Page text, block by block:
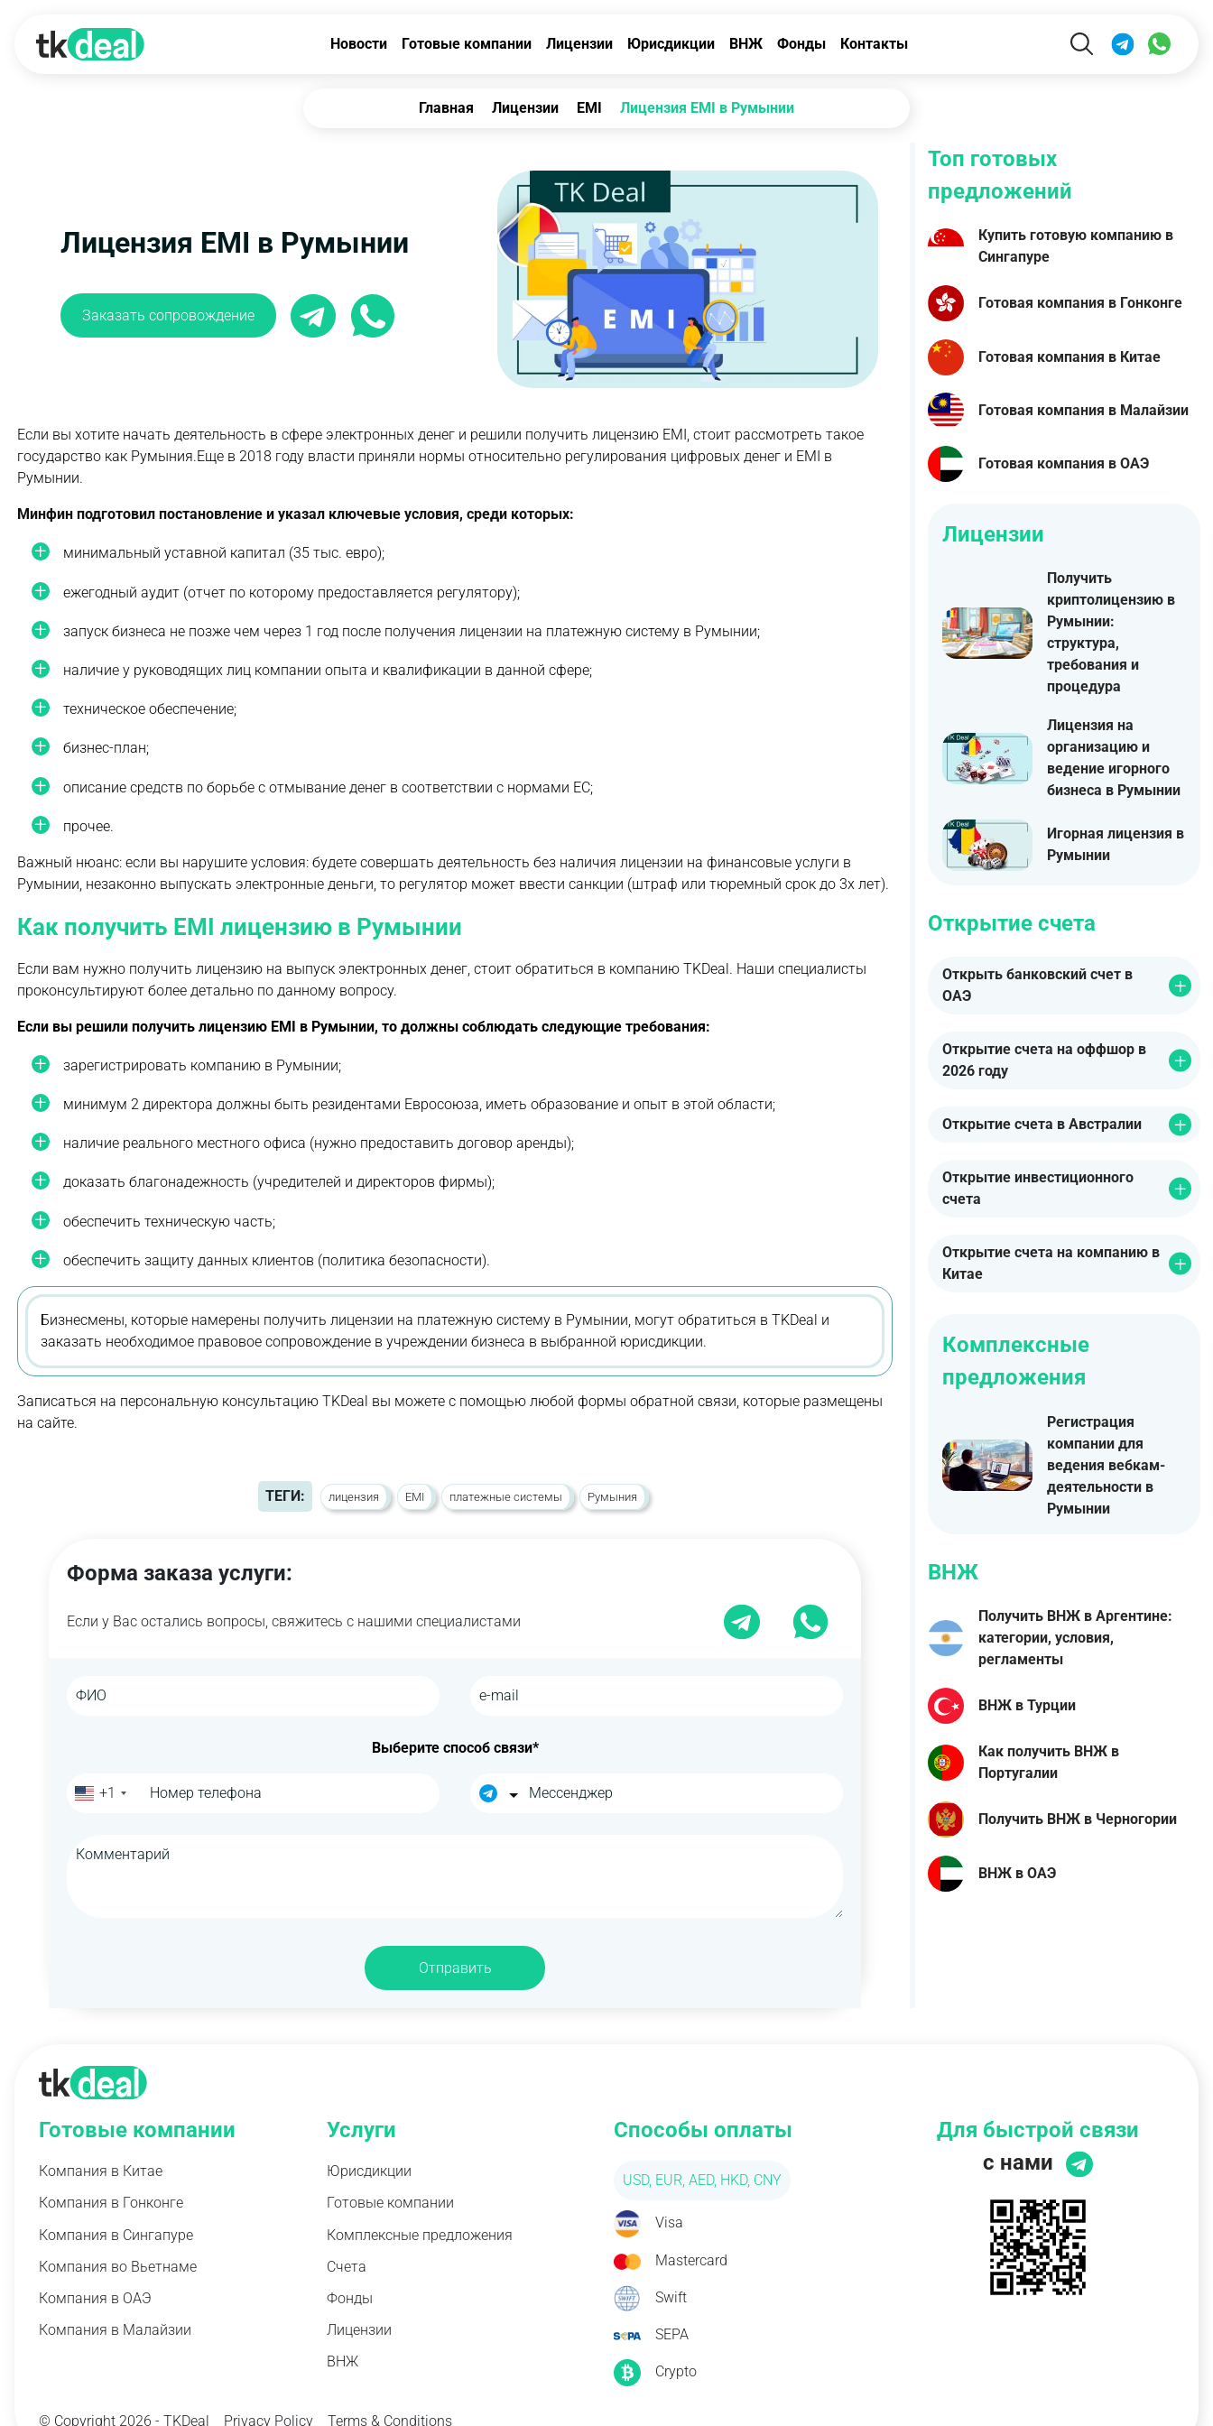
Новости Готовые компании Лицензии Юрисдикции ВНЖ Фонды Контакты
Главная Лицензии EMI Лицензия EMI в Румынии
Лицензия EMI в Румынии
Заказать сопровождение
Если вы хотите начать деятельность в сфере электронных денег и решили получить лицензию ЕМI, стоит рассмотреть такое
государство как Румыния.Еще в 2018 году власти приняли нормы относительно регулирования цифровых денег и ЕМI в
Румынии.
Минфин подготовил постановление и указал ключевые условия, среди которых:
минимальный уставной капитал (35 тыс. евро);
ежегодный аудит (отчет по которому предоставляется регулятору);
запуск бизнеса не позже чем через 1 год после получения лицензии на платежную систему в Румынии;
наличие у руководящих лиц компании опыта и квалификации в данной сфере;
техническое обеспечение;
бизнес-план;
описание средств по борьбе с отмывание денег в соответствии с нормами ЕС;
прочее.
Важный нюанс: если вы нарушите условия: будете совершать деятельность без наличия лицензии на финансовые услуги в
Румынии, незаконно выпускать электронные деньги, то регулятор может ввести санкции (штраф или тюремный срок до 3х лет).
Как получить ЕМI лицензию в Румынии
Если вам нужно получить лицензию на выпуск электронных денег, стоит обратиться в компанию TKDeal. Наши специалисты
проконсультируют более детально по данному вопросу.
Если вы решили получить лицензию ЕМI в Румынии, то должны соблюдать следующие требования:
зарегистрировать компанию в Румынии;
минимум 2 директора должны быть резидентами Евросоюза, иметь образование и опыт в этой области;
наличие реального местного офиса (нужно предоставить договор аренды);
доказать благонадежность (учредителей и директоров фирмы);
обеспечить техническую часть;
обеспечить защиту данных клиентов (политика безопасности).
Бизнесмены, которые намерены получить лицензии на платежную систему в Румынии, могут обратиться в TKDeal и
заказать необходимое правовое сопровождение в учреждении бизнеса в выбранной юрисдикции.
Записаться на персональную консультацию TKDeal вы можете с помощью любой формы обратной связи, которые размещены
на сайте.
ТЕГИ: лицензия EMI платежные системы Румыния
Форма заказа услуги:
Если у Вас остались вопросы, свяжитесь с нашими специалистами
Выберите способ связи*
+1
Отправить
Топ готовых
предложений
Купить готовую компанию в
Сингапуре
Готовая компания в Гонконге
Готовая компания в Китае
Готовая компания в Малайзии
Готовая компания в ОАЭ
Лицензии
Получить
криптолицензию в
Румынии:
структура,
требования и
процедура
Лицензия на
организацию и
ведение игорного
бизнеса в Румынии
Игорная лицензия в
Румынии
Открытие счета
Открыть банковский счет в
ОАЭ
Открытие счета на оффшор в
2026 году
Открытие счета в Австралии
Открытие инвестиционного
счета
Открытие счета на компанию в
Китае
Комплексные
предложения
Регистрация
компании для
ведения вебкам-
деятельности в
Румынии
ВНЖ
Получить ВНЖ в Аргентине:
категории, условия,
регламенты
ВНЖ в Турции
Как получить ВНЖ в
Португалии
Получить ВНЖ в Черногории
ВНЖ в ОАЭ
Готовые компании
Компания в Китае
Компания в Гонконге
Компания в Сингапуре
Компания во Вьетнаме
Компания в ОАЭ
Компания в Малайзии
Услуги
Юрисдикции
Готовые компании
Комплексные предложения
Счета
Фонды
Лицензии
ВНЖ
Способы оплаты
USD, EUR, AED, HKD, CNY
Visa
Mastercard
Swift
SEPA
Crypto
Для быстрой связи
с нами
© Copyright 2026 - TKDeal Privacy Policy Terms & Conditions